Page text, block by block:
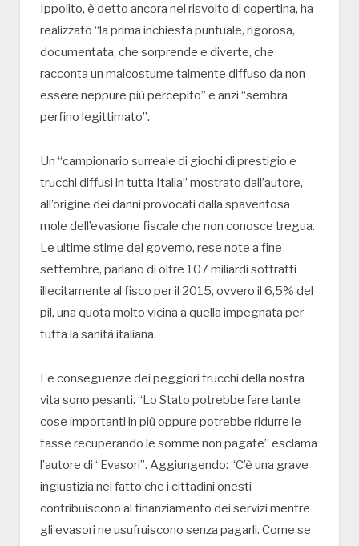
Ippolito, è detto ancora nel risvolto di copertina, ha
realizzato “la prima inchiesta puntuale, rigorosa,
documentata, che sorprende e diverte, che
racconta un malcostume talmente diffuso da non
essere neppure più percepito” e anzi “sembra
perfino legittimato”.
Un “campionario surreale di giochi di prestigio e
trucchi diffusi in tutta Italia” mostrato dall’autore,
all’origine dei danni provocati dalla spaventosa
mole dell’evasione fiscale che non conosce tregua.
Le ultime stime del governo, rese note a fine
settembre, parlano di oltre 107 miliardi sottratti
illecitamente al fisco per il 2015, ovvero il 6,5% del
pil, una quota molto vicina a quella impegnata per
tutta la sanità italiana.
Le conseguenze dei peggiori trucchi della nostra
vita sono pesanti. “Lo Stato potrebbe fare tante
cose importanti in più oppure potrebbe ridurre le
tasse recuperando le somme non pagate” esclama
l’autore di “Evasori”. Aggiungendo: “C’è una grave
ingiustizia nel fatto che i cittadini onesti
contribuiscono al finanziamento dei servizi mentre
gli evasori ne usufruiscono senza pagarli. Come se